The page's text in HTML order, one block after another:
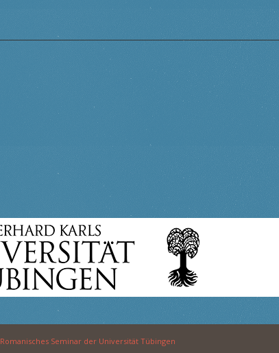
Romanisches Seminar der Universität Tübingen